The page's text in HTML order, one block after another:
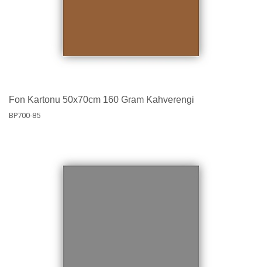
Fon Kartonu 50x70cm 160 Gram Kahverengi
BP700-85